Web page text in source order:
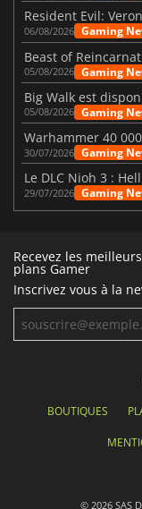
06/08/2026 Gaming
05/08/2026 Gaming
05/08/2026 Gaming
30/07/2026 Gaming
29/07/2026 Gaming
Recevez les
plans Gamer
Inscrivez vous à la
BOUTIQUES
© 2026 SAS